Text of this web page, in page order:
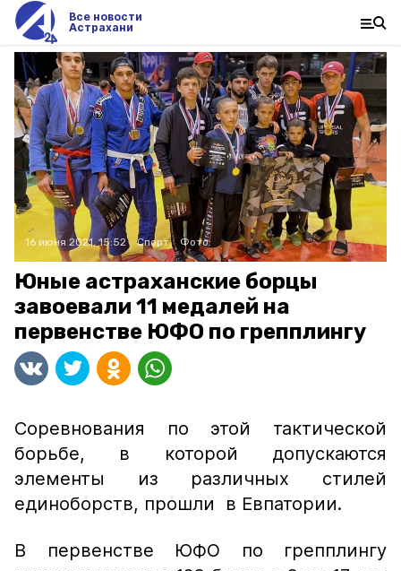
Все новости
Астрахани
16 июня 2021, 15:52 Спорт Фото:
Юные астраханские борцы
завоевали 11 медалей на
первенстве ЮФО по грепплингу
Соревнования по этой тактической
борьбе, в которой допускаются
элементы из различных стилей
единоборств, прошли в Евпатории.
В первенстве ЮФО по грепплингу